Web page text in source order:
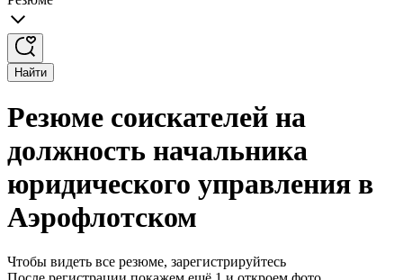
Найти
Резюме соискателей на
должность начальника
юридического управления в
Аэрофлотском
Чтобы видеть все резюме, зарегистрируйтесь